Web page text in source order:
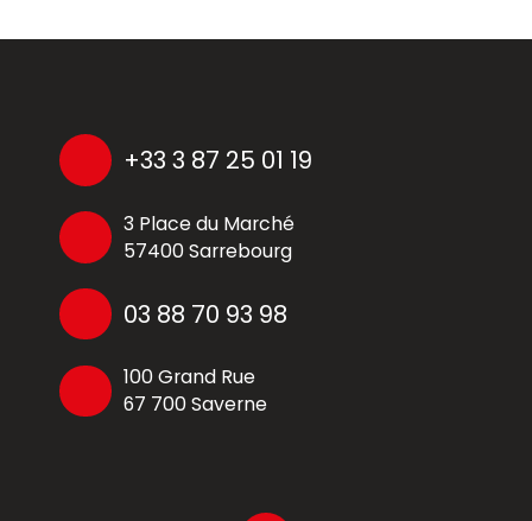
+33 3 87 25 01 19
3 Place du Marché
57400 Sarrebourg
03 88 70 93 98
100 Grand Rue
67 700 Saverne